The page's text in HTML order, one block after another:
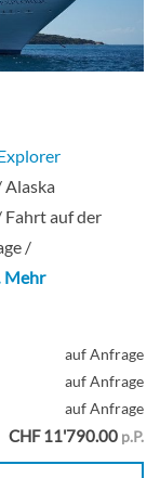
Alaska
Fahrt auf der
/
Mehr
auf Anfrage
auf Anfrage
auf Anfrage
CHF 11'790.00 p.P.